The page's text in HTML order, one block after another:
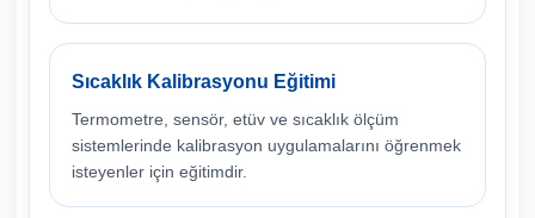
Sıcaklık Kalibrasyonu Eğitimi
Termometre, sensör, etüv ve sıcaklık ölçüm
sistemlerinde kalibrasyon uygulamalarını öğrenmek
isteyenler için eğitimdir.